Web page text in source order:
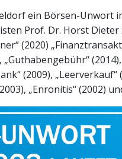
ein Börsen-Unwort
Prof. Dr. Horst
(2020)
(2009),
„Enronitis“ (2002)